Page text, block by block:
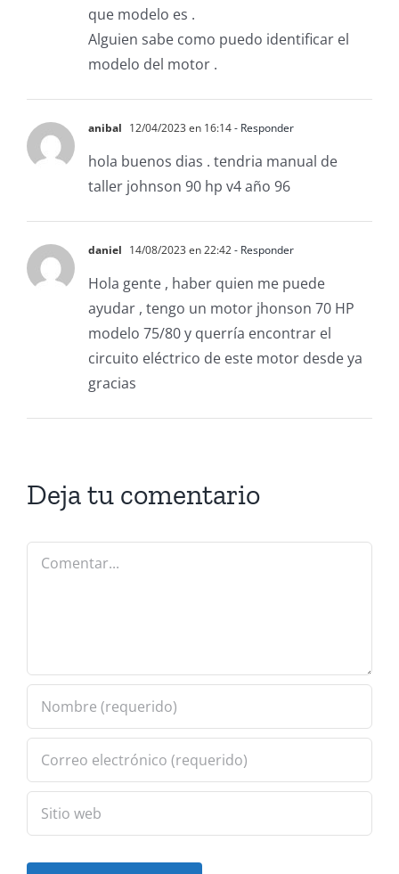
que modelo es .
Alguien sabe como puedo identificar el
modelo del motor .
anibal 12/04/2023 en 16:14- Responder
hola buenos dias . tendria manual de
taller johnson 90 hp v4 año 96
daniel 14/08/2023 en 22:42- Responder
Hola gente , haber quien me puede
ayudar , tengo un motor jhonson 70 HP
modelo 75/80 y querría encontrar el
circuito eléctrico de este motor desde ya
gracias
Deja tu comentario
Comentar